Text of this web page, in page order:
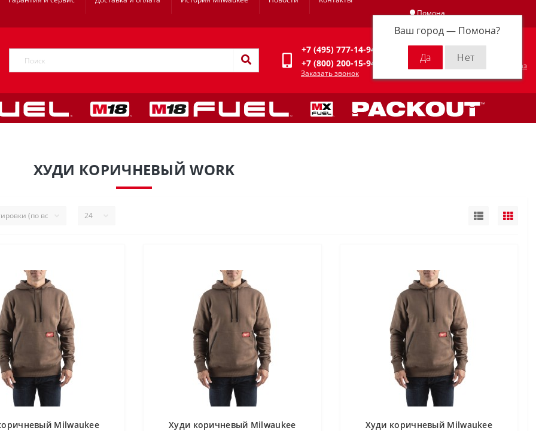
Помона
Ваш город — Помона?
Личный кабинет
+7 (495) 777-14-94
+7 (800) 200-15-94
Заказать звонок
0 р.
Оформить заказ
ХУДИ КОРИЧНЕВЫЙ WORK
Milwaukee
Худи коричневый Milwaukee
Худи коричневый Milwaukee